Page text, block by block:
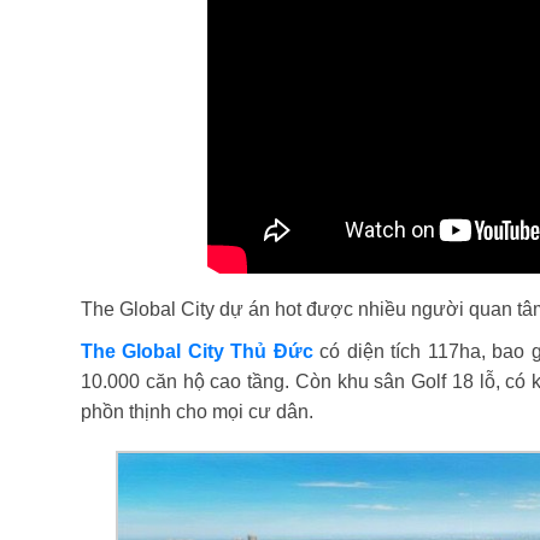
The Global City dự án hot được nhiều người quan
The Global City Thủ Đứccó diện tích 117ha, bao
10.000 căn hộ cao tầng. Còn khu sân Golf 18 lỗ,
phồn thịnh cho mọi cư dân.